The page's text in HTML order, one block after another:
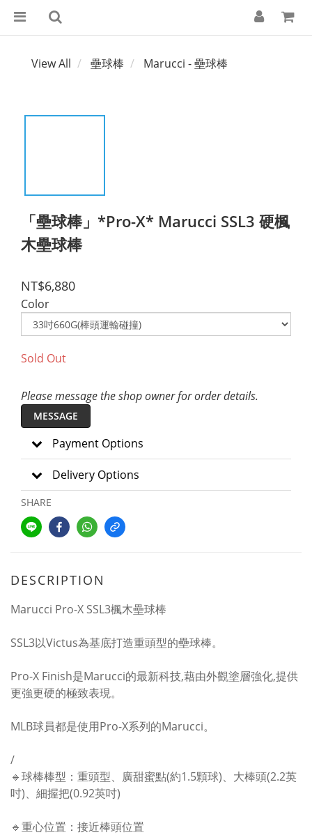
View All 壘球棒 Marucci - 壘球棒
「壘球棒」*Pro-X* Marucci SSL3 硬楓
木壘球棒
NT$6,880
Color
Sold Out
Please message the shop owner for order details.
MESSAGE
Payment Options
Delivery Options
SHARE
DESCRIPTION
Marucci Pro-X SSL3楓木壘球棒
SSL3以Victus為基底打造重頭型的壘球棒。
Pro-X Finish是Marucci的最新科技,藉由外觀塗層強化,提供
更強更硬的極致表現。
MLB球員都是使用Pro-X系列的Marucci。
/
🔹球棒棒型：重頭型、廣甜蜜點(約1.5顆球)、大棒頭(2.2英
吋)、細握把(0.92英吋)
🔹重心位置：接近棒頭位置